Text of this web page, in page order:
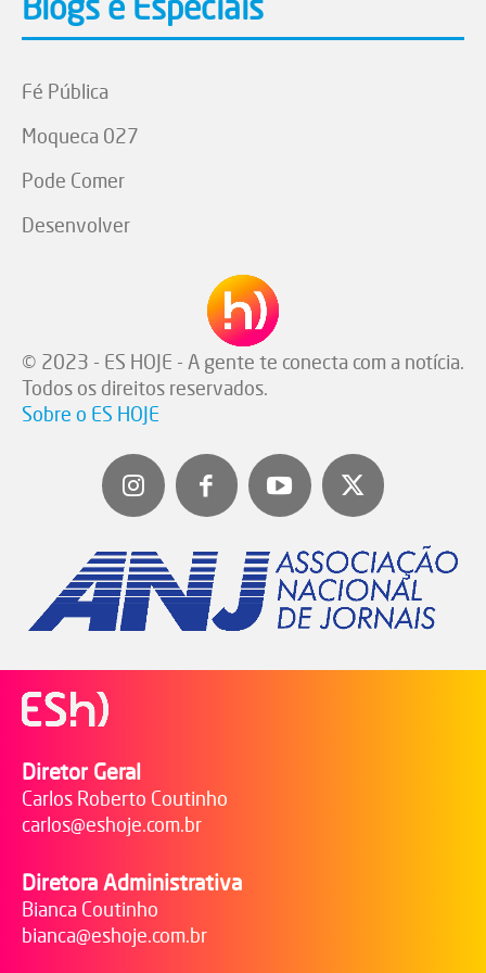
Blogs e Especiais
Fé Pública
Moqueca 027
Pode Comer
Desenvolver
© 2023 - ES HOJE - A gente te conecta com a notícia.
Todos os direitos reservados.
Sobre o ES HOJE
Diretor Geral
Carlos Roberto Coutinho
carlos@eshoje.com.br
Diretora Administrativa
Bianca Coutinho
bianca@eshoje.com.br